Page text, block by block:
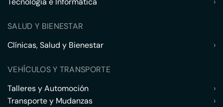
SALUD Y BIENESTAR
Clínicas, Salud y Bienestar
›
VEHÍCULOS Y TRANSPORTE
Talleres y Automoción
›
Transporte y Mudanzas
›